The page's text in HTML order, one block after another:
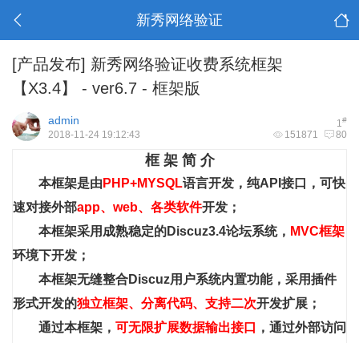
新秀网络验证
[产品发布] 新秀网络验证收费系统框架
【X3.4】 - ver6.7 - 框架版
1#
admin
151871 80
2018-11-24 19:12:43
框 架 简 介
本框架是由 PHP+MYSQL语言开发，纯API接口，可快
速对接外部app、web、各类软件开发；
本框架采用成熟稳定的Discuz3.4论坛系统， MVC框架
环境下开发；
本框架无缝整合Discuz用户系统内置功能，采用插件
形式开发的独立框架、分离代码、支持二次开发扩展；
通过本框架， 可无限扩展数据输出接口
，通过外部访问